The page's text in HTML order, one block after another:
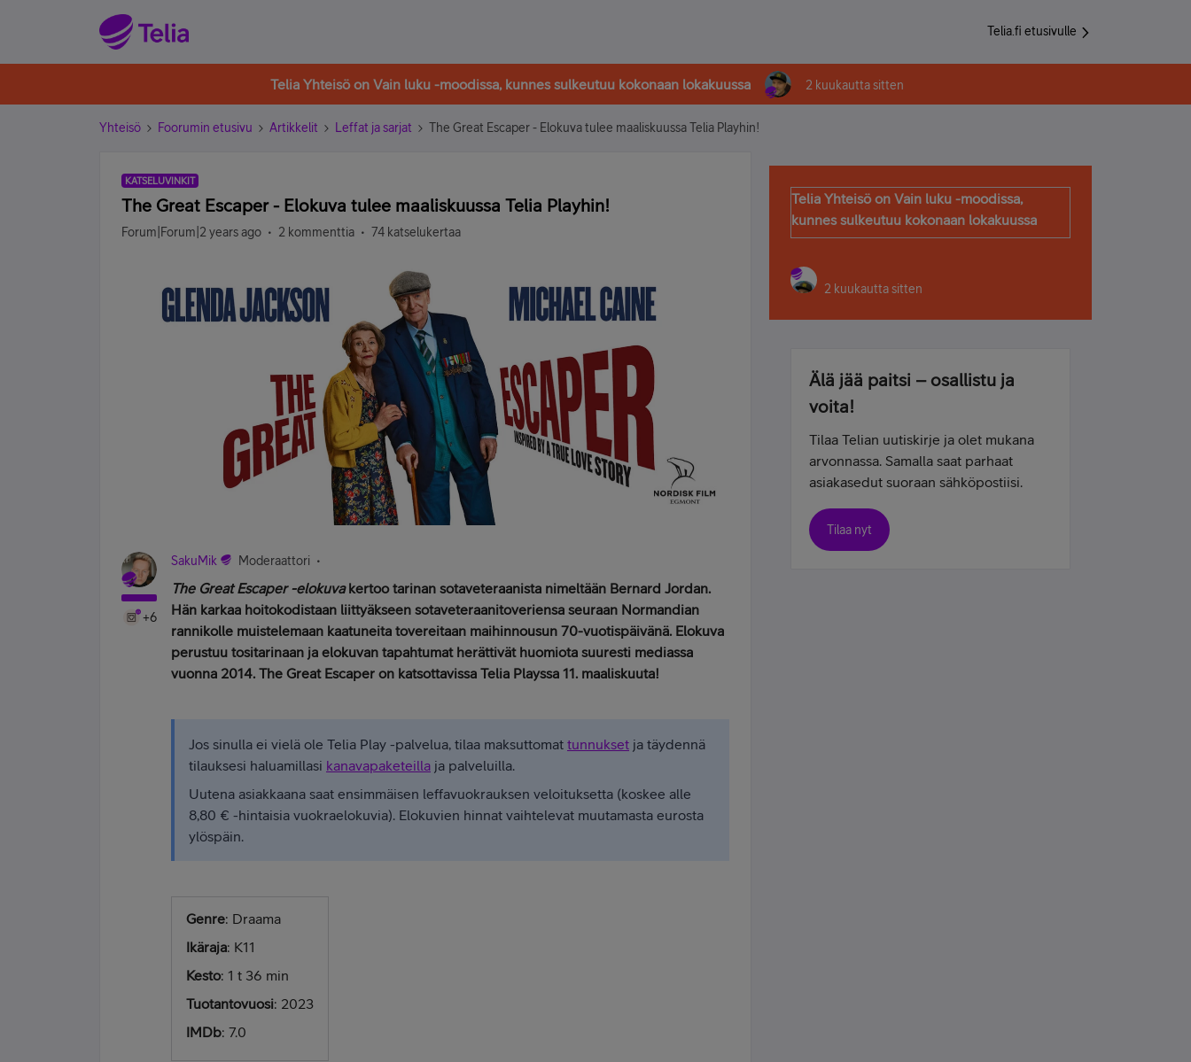
Telia.fi etusivulle
Telia Yhteisö on Vain luku -moodissa, kunnes sulkeutuu kokonaan lokakuussa 2 kuukautta sitten
Yhteisö Foorumin etusivu Artikkelit Leffat ja sarjat The Great Escaper - Elokuva tulee maaliskuussa Telia Playhin!
KATSELUVINKIT
The Great Escaper - Elokuva tulee maaliskuussa Telia Playhin!
Forum|Forum|2 years ago 2 kommenttia 74 katselukertaa
+6
SakuMik Moderaattori
The Great Escaper -elokuvakertoo tarinan sotaveteraanista nimeltään Bernard Jordan.
Hän karkaa hoitokodistaan liittyäkseen sotaveteraanitoveriensa seuraan Normandian
rannikolle muistelemaan kaatuneita tovereitaan maihinnousun 70-vuotispäivänä. Elokuva
perustuu tositarinaan ja elokuvan tapahtumat herättivät huomiota suuresti mediassa
vuonna 2014. The Great Escaper on katsottavissa Telia Playssa 11. maaliskuuta!
Jos sinulla ei vielä ole Telia Play -palvelua, tilaa maksuttomat tunnukset ja täydennä
tilauksesi haluamillasi kanavapaketeilla ja palveluilla.
Uutena asiakkaana saat ensimmäisen leffavuokrauksen veloituksetta (koskee alle
8,80 € -hintaisia vuokraelokuvia). Elokuvien hinnat vaihtelevat muutamasta eurosta
ylöspäin.
Genre: Draama
Ikäraja: K11
Kesto: 1 t 36 min
Tuotantovuosi: 2023
IMDb: 7.0
Telia Yhteisö on Vain luku -moodissa,
kunnes sulkeutuu kokonaan lokakuussa
2 kuukautta sitten
Älä jää paitsi – osallistu ja
voita!
Tilaa Telian uutiskirje ja olet mukana
arvonnassa. Samalla saat parhaat
asiakasedut suoraan sähköpostiisi.
Tilaa nyt